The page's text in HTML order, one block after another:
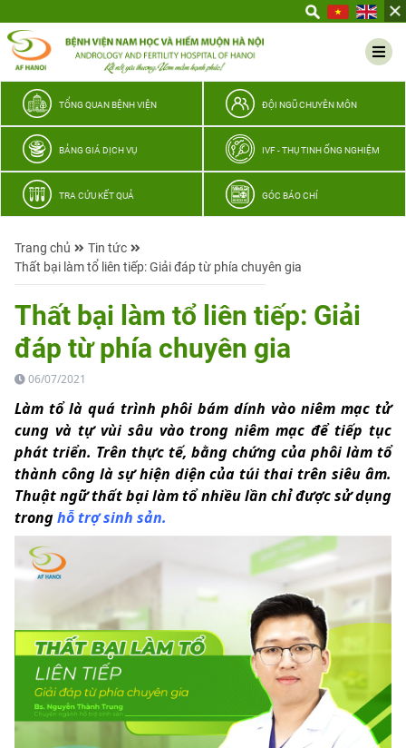
thương
TỔNG QUAN BỆNH VIỆN ĐỘI NGŨ CHUYÊN MÔN
BẢNG GIÁ DỊCH VỤ IVF - THỤ TINH ỐNG NGHIỆM
TRA CỨU KẾT QUẢ GÓC BÁO CHÍ
Trang chủ
Tin tức
Thất bại làm tổ liên tiếp: Giải đáp từ phía chuyên gia
Thất bại làm tổ liên tiếp: Giải
đáp từ phía chuyên gia
06/07/2021
Làm tổ là quá trình phôi bám dính vào niêm mạc tử
cung và tự vùi sâu vào trong niêm mạc để tiếp tục
phát triển. Trên thực tế, bằng chứng của phôi làm tổ
thành công là sự hiện diện của túi thai trên siêu âm.
Thuật ngữ thất bại làm tổ nhiều lần chỉ được sử dụng
tronghỗ trợ sinh sản.